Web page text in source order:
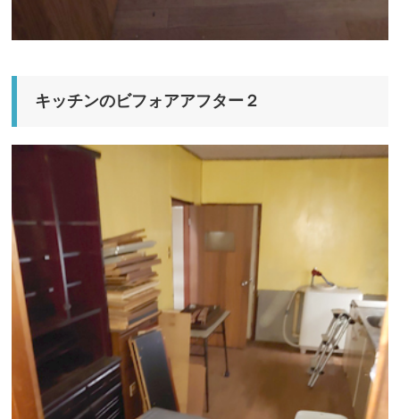
キッチンのビフォアアフター２